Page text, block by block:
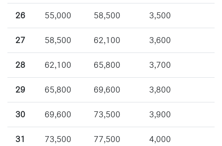
26 55,000 58,500 3,500
27 58,500 62,100 3,600
28 62,100 65,800 3,700
29 65,800 69,600 3,800
30 69,600 73,500 3,900
31 73,500 77,500 4,000